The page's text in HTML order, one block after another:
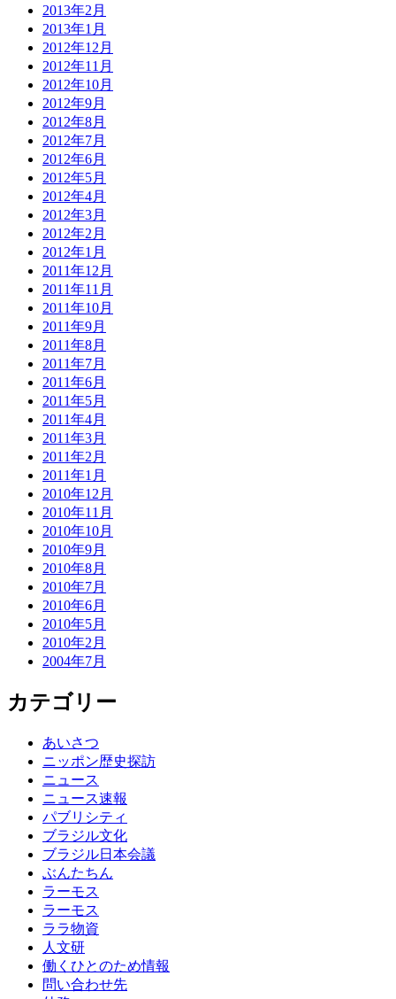
2013年2月
2013年1月
2012年12月
2012年11月
2012年10月
2012年9月
2012年8月
2012年7月
2012年6月
2012年5月
2012年4月
2012年3月
2012年2月
2012年1月
2011年12月
2011年11月
2011年10月
2011年9月
2011年8月
2011年7月
2011年6月
2011年5月
2011年4月
2011年3月
2011年2月
2011年1月
2010年12月
2010年11月
2010年10月
2010年9月
2010年8月
2010年7月
2010年6月
2010年5月
2010年2月
2004年7月
カテゴリー
あいさつ
ニッポン歴史探訪
ニュース
ニュース速報
パブリシティ
ブラジル文化
ブラジル日本会議
ぶんたちん
ラーモス
ラーモス
ララ物資
人文研
働くひとのため情報
問い合わせ先